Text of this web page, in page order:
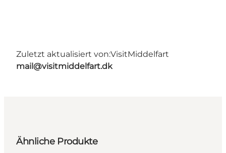
Zuletzt aktualisiert von:VisitMiddelfart
mail@visitmiddelfart.dk
Ähnliche Produkte